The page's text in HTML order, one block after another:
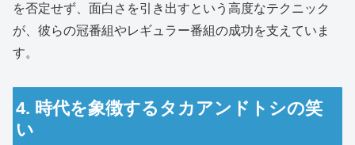
を否定せず、面白さを引き出すという高度なテクニック
が、彼らの冠番組やレギュラー番組の成功を支えていま
す。
4. 時代を象徴するタカアンドトシの笑
い